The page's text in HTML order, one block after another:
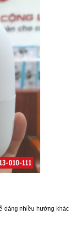
dàng nhiều hướng khác